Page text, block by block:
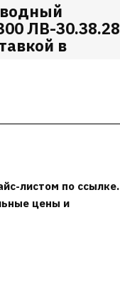
ЛВ-30.38.28
в
листом по ссылке.
цены и